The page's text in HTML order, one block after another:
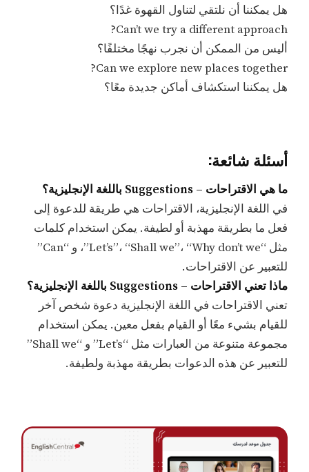
هل يمكننا أن نلتقي لتناول القهوة غدًا؟
Can’t we try a different approach?
أليس من الممكن أن نجرب نهجًا مختلفًا؟
Can we explore new places together?
هل يمكننا استكشاف أماكن جديدة معًا؟
أسئلة شائعة:
ما هي الاقتراحات – Suggestions باللغة الإنجليزية؟
في اللغة الإنجليزية، الاقتراحات هي طريقة للدعوة إلى
فعل ما بطريقة مهذبة أو لطيفة. يمكن استخدام كلمات
مثل “Let’s”، “Shall we”، “Why don’t we”، و “Can”
للتعبير عن الاقتراحات.
ماذا تعني الاقتراحات – Suggestions باللغة الإنجليزية؟
تعني الاقتراحات في اللغة الإنجليزية دعوة شخص آخر
للقيام بشيء معًا أو القيام بفعل معين. يمكن استخدام
مجموعة متنوعة من العبارات مثل “Let’s” و “Shall we”
للتعبير عن هذه الدعوات بطريقة مهذبة ولطيفة.